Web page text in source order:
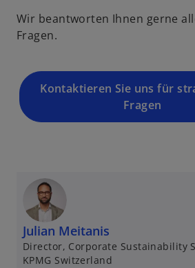
Wir beantworten Ihnen gerne
Fragen.
Kontaktieren Sie uns für
Fragen
Julian Meitanis
Director, Corporate Sustainability
KPMG Switzerland